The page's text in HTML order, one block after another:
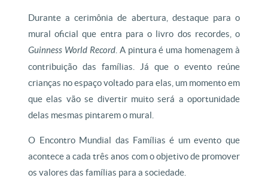
Durante a cerimônia de abertura, destaque para o
mural oficial que entra para o livro dos recordes, o
Guinness World Record. A pintura é uma homenagem à
contribuição das famílias. Já que o evento reúne
crianças no espaço voltado para elas, um momento em
que elas vão se divertir muito será a oportunidade
delas mesmas pintarem o mural.
O Encontro Mundial das Famílias é um evento que
acontece a cada três anos com o objetivo de promover
os valores das famílias para a sociedade.